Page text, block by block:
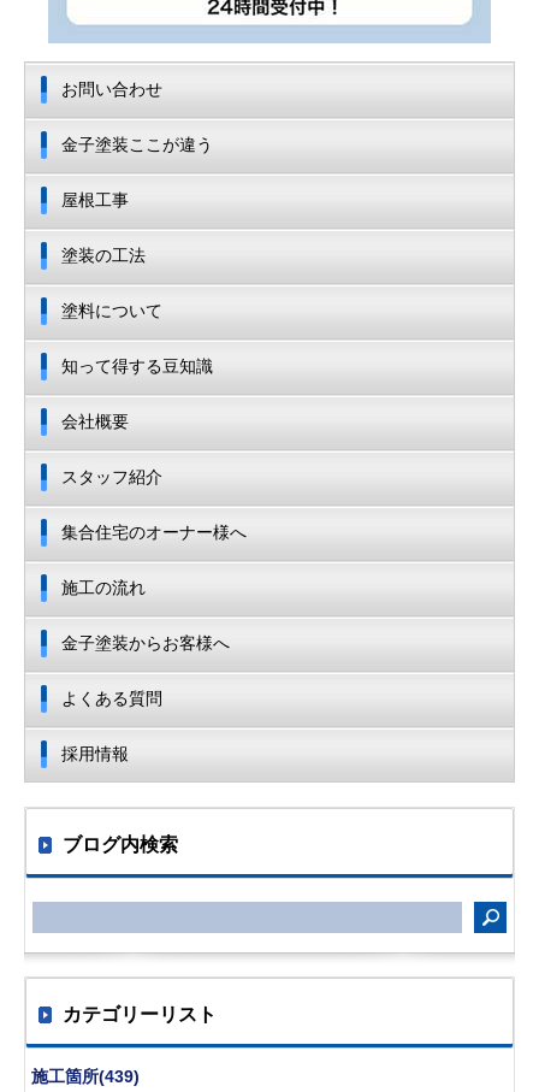
お問い合わせ
金子塗装ここが違う
屋根工事
塗装の工法
塗料について
知って得する豆知識
会社概要
スタッフ紹介
集合住宅のオーナー様へ
施工の流れ
金子塗装からお客様へ
よくある質問
採用情報
ブログ内検索
カテゴリーリスト
施工箇所(439)